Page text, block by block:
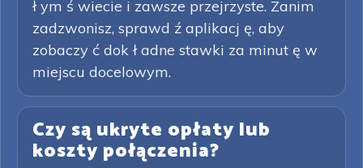
ł ym ś wiecie i zawsze przejrzyste. Zanim
zadzwonisz, sprawd ź aplikacj ę, aby
zobaczy ć dok ł adne stawki za minut ę w
miejscu docelowym.
Czy są ukryte opłaty lub
koszty połączenia?